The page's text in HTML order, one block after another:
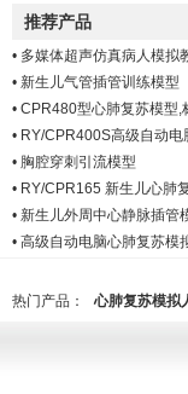
推荐产品
• 多媒体超声仿真病人模拟
• 新生儿气管插管训练模型
• CPR480型心肺复苏模型,
• RY/CPR400S高级自动电
• 胸腔穿刺引流模型
• RY/CPR165 新生儿心肺
• 新生儿外周中心静脉插管
• 高级自动电脑心肺复苏模
热门产品： 心肺复苏模拟